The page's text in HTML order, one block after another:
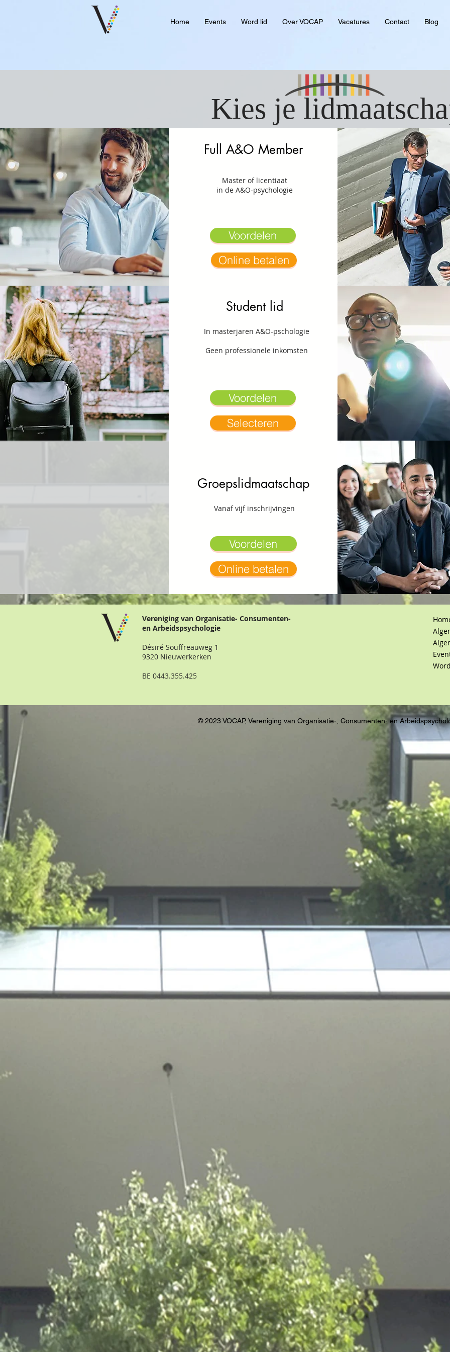
Home Events Word lid Over VOCAP Vacatures Contact Blog
Kies je
Full A&O Member
Master of licentiaat
in de A&O-psychologie
Voordelen
Online betalen
Student lid
In masterjaren A&O-pschologie
Geen professionele inkomsten
Voordelen
Selecteren
Groepslidmaatschap
Vanaf vijf inschrijvingen
Voordelen
Online betalen
Vereniging van Organisatie- Consumenten-
en Arbeidspsychologie
Désiré Souffreauweg 1
9320 Nieuwerkerken
BE 0443.355.425
© 2023 VOCAP, Vereniging van Organisatie-, Consumenten- en